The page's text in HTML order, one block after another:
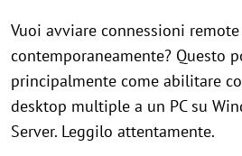
Vuoi avviare connessioni
contemporaneamente? Questo
principalmente come abilitare
desktop multiple a un PC su
Server. Leggilo attentamente.